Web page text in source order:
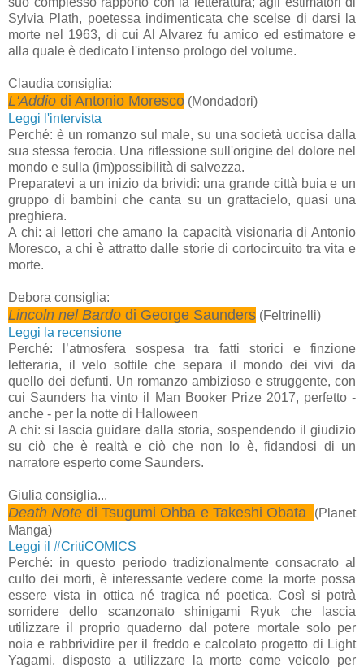
Sylvia Plath, poetessa indimenticata che scelse di darsi la
morte nel 1963, di cui Al Alvarez fu amico ed estimatore e
alla quale è dedicato l'intenso prologo del volume.
Claudia consiglia:
L'Addio di Antonio Moresco (Mondadori)
Leggi l'intervista
Perché: è un romanzo sul male, su una società uccisa dalla
sua stessa ferocia. Una riflessione sull'origine del dolore nel
mondo e sulla (im)possibilità di salvezza.
Preparatevi a un inizio da brividi: una grande città buia e un
gruppo di bambini che canta su un grattacielo, quasi una
preghiera.
A chi: ai lettori che amano la capacità visionaria di Antonio
Moresco, a chi è attratto dalle storie di cortocircuito tra vita e
morte.
Debora consiglia:
Lincoln nel Bardo di George Saunders (Feltrinelli)
Leggi la recensione
Perché: l’atmosfera sospesa tra fatti storici e finzione
letteraria, il velo sottile che separa il mondo dei vivi da
quello dei defunti. Un romanzo ambizioso e struggente, con
cui Saunders ha vinto il Man Booker Prize 2017, perfetto -
anche - per la notte di Halloween
A chi: si lascia guidare dalla storia, sospendendo il giudizio
su ciò che è realtà e ciò che non lo è, fidandosi di un
narratore esperto come Saunders.
Giulia consiglia...
Death Notedi Tsugumi Ohba e Takeshi Obata
(Planet
Manga)
Leggi il #CritiCOMICS
Perché: in questo periodo tradizionalmente consacrato al
culto dei morti, è interessante vedere come la morte possa
essere vista in ottica né tragica né poetica. Così si potrà
sorridere dello scanzonato shinigami Ryuk che lascia
utilizzare il proprio quaderno dal potere mortale solo per
noia e rabbrividire per il freddo e calcolato progetto di Light
Yagami, disposto a utilizzare la morte come veicolo per